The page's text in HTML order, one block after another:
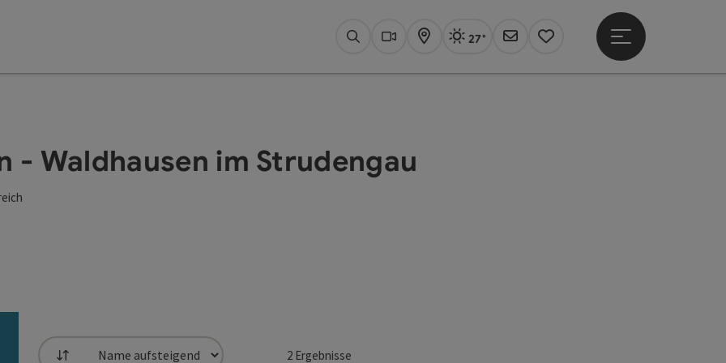
SuchenWebcams
KarteAktuelles Wetter Linz, sonnig
27°
Newsletter
Merkzettel
Hauptmenü öffnen
- Waldhausen im Strudengau
2Ergebnisse